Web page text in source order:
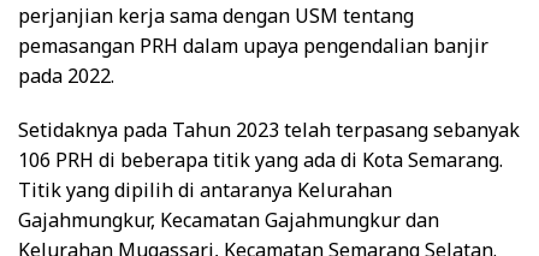
perjanjian kerja sama dengan USM tentang
pemasangan PRH dalam upaya pengendalian banjir
pada 2022.
Setidaknya pada Tahun 2023 telah terpasang sebanyak
106 PRH di beberapa titik yang ada di Kota Semarang.
Titik yang dipilih di antaranya Kelurahan
Gajahmungkur, Kecamatan Gajahmungkur dan
Kelurahan Mugassari, Kecamatan Semarang Selatan.